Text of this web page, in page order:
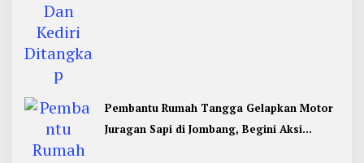
Pembantu Rumah Tangga Gelapkan Motor
Juragan Sapi di Jombang, Begini Aksi